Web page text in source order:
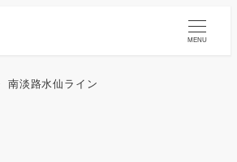
MENU
南淡路水仙ライン